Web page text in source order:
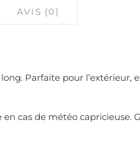
AVIS (0)
Parfaite pour l’extérieur,
cas de météo capricieuse.